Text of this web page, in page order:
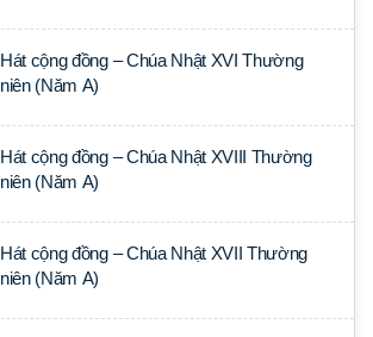
Hát cộng đồng – Chúa Nhật XVI Thường
niên (Năm A)
Hát cộng đồng – Chúa Nhật XVIII Thường
niên (Năm A)
Hát cộng đồng – Chúa Nhật XVII Thường
niên (Năm A)